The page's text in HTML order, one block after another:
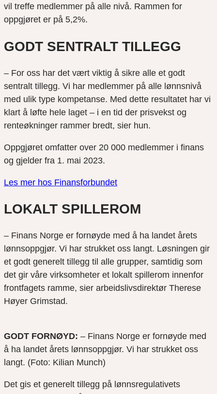
vil treffe medlemmer på alle nivå. Rammen for
oppgjøret er på 5,2%.
GODT SENTRALT TILLEGG
– For oss har det vært viktig å sikre alle et godt
sentralt tillegg. Vi har medlemmer på alle lønnsnivå
med ulik type kompetanse. Med dette resultatet har vi
klart å løfte hele laget – i en tid der prisvekst og
renteøkninger rammer bredt, sier hun.
Oppgjøret omfatter over 20 000 medlemmer i finans
og gjelder fra 1. mai 2023.
Les mer hos Finansforbundet
LOKALT SPILLEROM
– Finans Norge er fornøyde med å ha landet årets
lønnsoppgjør. Vi har strukket oss langt. Løsningen gir
et godt generelt tillegg til alle grupper, samtidig som
det gir våre virksomheter et lokalt spillerom innenfor
frontfagets ramme, sier arbeidslivsdirektør Therese
Høyer Grimstad.
GODT FORNØYD: – Finans Norge er fornøyde med
å ha landet årets lønnsoppgjør. Vi har strukket oss
langt. (Foto: Kilian Munch)
Det gis et generelt tillegg på lønnsregulativets